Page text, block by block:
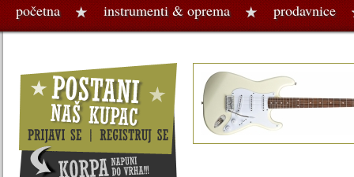
početna instrumenti & oprema prodavnice